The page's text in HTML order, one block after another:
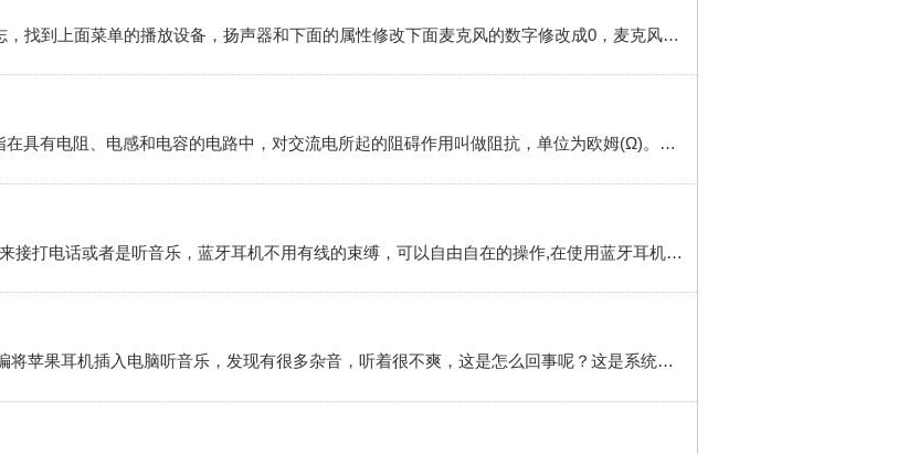
win10耳机有电流声小妙招 简介 电脑上的小喇叭标志，找到上面菜单的播放设备，扬声器和下面的属性修改下面麦克风的数字修改成0，麦克风加速里面数字修改成0即可。工具/原料 联想y7000 Windows10 方法/步骤 1 小喇叭标志点击电脑上的小喇叭标志，点击上面菜单的播放设备点击扬声器和下面的属性。2 找到级别在扬声器的属性...
扩展资料耳机的阻抗是其交流阻抗的简称，阻抗是指在具有电阻、电感和电容的电路中，对交流电所起的阻碍作用叫做阻抗，单位为欧姆(Ω)。一般来说，阻抗越小，耳机就越容易出声、越容易驱动。耳机的阻抗是其交流阻抗的简 正文 1 因为耳机的阻抗太低了，导致过于灵敏。而手机作为电子器件，内部总会有微小电流流过，被...
蓝牙耳机有电流声怎么消除 简介 很多人会使用耳机来接打电话或者是听音乐，蓝牙耳机不用有线的束缚，可以自由自在的操作,在使用蓝牙耳机的时候，有电流声要怎么消除，就一起和我来看看吧！工具/原料 手机 OPPO R13 蓝牙耳机 方法/步骤 1 首先要看手机有没有设置静音，要周边没有手机或者其它信号干扰，我们要在...
简介 苹果耳机插在电脑上有杂音怎么解决？最近小编将苹果耳机插入电脑听音乐，发现有很多杂音，听着很不爽，这是怎么回事呢？这是系统声音设置不当引起的，如果大家也碰到和小编一样的问题，可以按照小编提供的以下步骤进行操作，就可以解决苹果耳机有杂音的问题了。工具/原料 电脑一台 方法/步骤 1 将耳机插上，然后...